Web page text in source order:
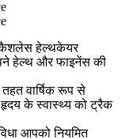
कैशलेस हेल्थकेयर
हेल्थ और फाइनेंस की
वार्षिक रूप से
के स्वास्थ्य को ट्रैक
आपको नियमित